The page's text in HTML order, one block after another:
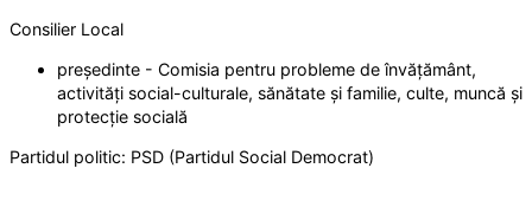
Consilier Local
președinte - Comisia pentru probleme de învățământ,
activități social-culturale, sănătate și familie, culte, muncă și
protecție socială
Partidul politic: PSD (Partidul Social Democrat)